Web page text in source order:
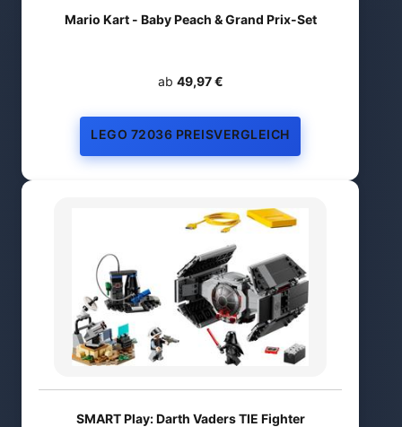
Mario Kart - Baby Peach & Grand Prix-Set
ab 49,97 €
LEGO 72036 PREISVERGLEICH
SMART Play: Darth Vaders TIE Fighter